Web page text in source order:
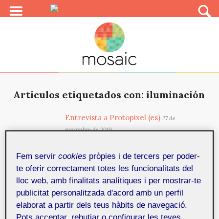
Articulos etiquetados con: iluminación
Entrevista a Protopixel (es) 27 de
novembre de 2019
empresa de Barcelona que se dedica a diseñar y
Entrevista a Protopixel (cat) 27 de
novembre de 2019
En l’entrada d’avui entrevistem a Protopixel, una
Fem servircookies pròpies i de tercers per poder-
te oferir correctament totes les funcionalitats del
lloc web, amb finalitats analítiques i per mostrar-te
publicitat personalitzada d'acord amb un perfil
elaborat a partir dels teus hàbits de navegació.
Pots acceptar, rebutjar o configurar les teves